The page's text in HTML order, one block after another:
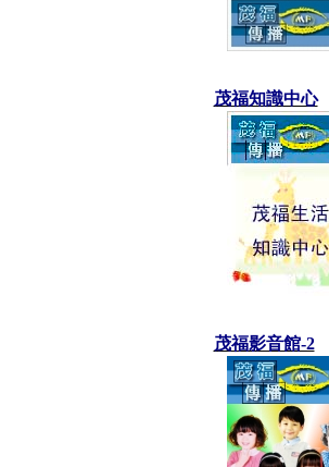
茂福知識中心
茂福影音館-2